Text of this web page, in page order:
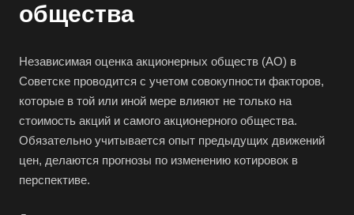
общества
Независимая оценка акционерных обществ (АО) в
Советске проводится с учетом совокупности факторов,
которые в той или иной мере влияют не только на
стоимость акций и самого акционерного общества.
Обязательно учитывается опыт предыдущих движений
цен, делаются прогнозы по изменению котировок в
перспективе.